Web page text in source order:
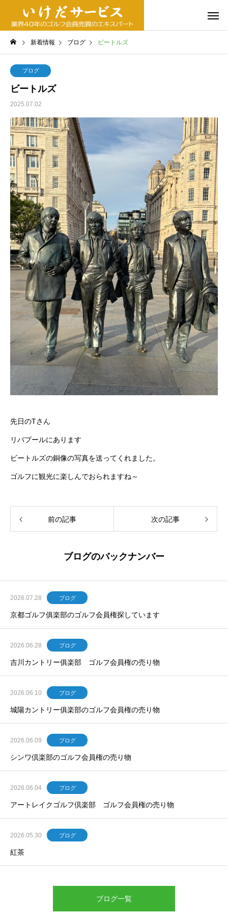
新着情報 ブログ ビートルズ
ブログ
ビートルズ
2025.07.02
先日のTさん
リバプールにあります
ビートルズの銅像の写真を送ってくれました。
ゴルフに観光に楽しんでおられますね～
前の記事 次の記事
ブログのバックナンバー
2026.07.28 ブログ
京都ゴルフ俱楽部のゴルフ会員権探しています
2026.06.28 ブログ
吉川カントリー俱楽部 ゴルフ会員権の売り物
2026.06.10 ブログ
城陽カントリー俱楽部のゴルフ会員権の売り物
2026.06.09 ブログ
シンワ倶楽部のゴルフ会員権の売り物
2026.06.04 ブログ
アートレイクゴルフ倶楽部 ゴルフ会員権の売り物
2026.05.30 ブログ
紅茶
ブログ一覧